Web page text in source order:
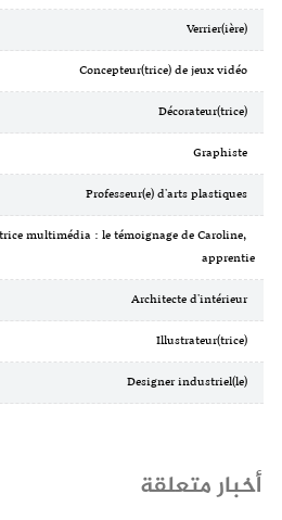
multimédia : le témoignage de Caroline,
apprentie
Architecte d'intérieur
أخبار متعلقة